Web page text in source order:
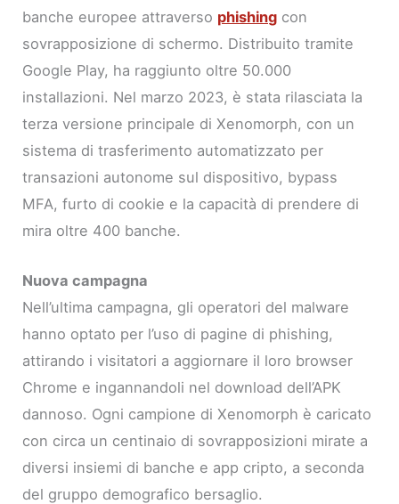
banche europee attraverso phishing con
sovrapposizione di schermo. Distribuito tramite
Google Play, ha raggiunto oltre 50.000
installazioni. Nel marzo 2023, è stata rilasciata la
terza versione principale di Xenomorph, con un
sistema di trasferimento automatizzato per
transazioni autonome sul dispositivo, bypass
MFA, furto di cookie e la capacità di prendere di
mira oltre 400 banche.
Nuova campagna
Nell’ultima campagna, gli operatori del malware
hanno optato per l’uso di pagine di phishing,
attirando i visitatori a aggiornare il loro browser
Chrome e ingannandoli nel download dell’APK
dannoso. Ogni campione di Xenomorph è caricato
con circa un centinaio di sovrapposizioni mirate a
diversi insiemi di banche e app cripto, a seconda
del gruppo demografico bersaglio.